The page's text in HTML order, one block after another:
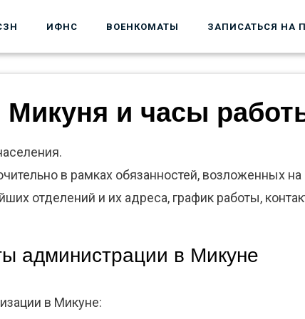
ИФНС ВОЕНКОМАТЫ ЗАПИСАТЬСЯ НА
и часы
в рамках обязанностей, возложенных
отделений и их адреса, график работы,
администрации в Микуне
в Микуне: